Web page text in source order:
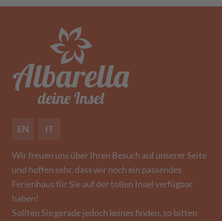
EN IT
Wir freuen uns über Ihren Besuch auf unserer Seite
und hoffen sehr, dass wir noch ein passendes
Ferienhaus für Sie auf der tollen Insel verfügbar
haben!
Sollten Sie gerade jedoch keines finden, so bitten